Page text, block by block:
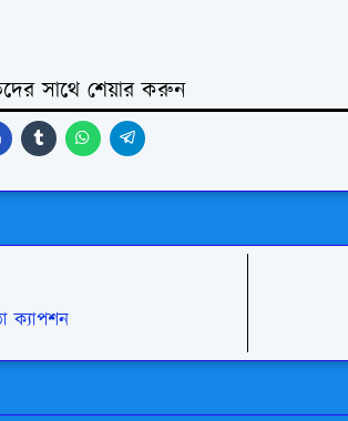
সাথে শেয়ার করুন
ক্যাপশন